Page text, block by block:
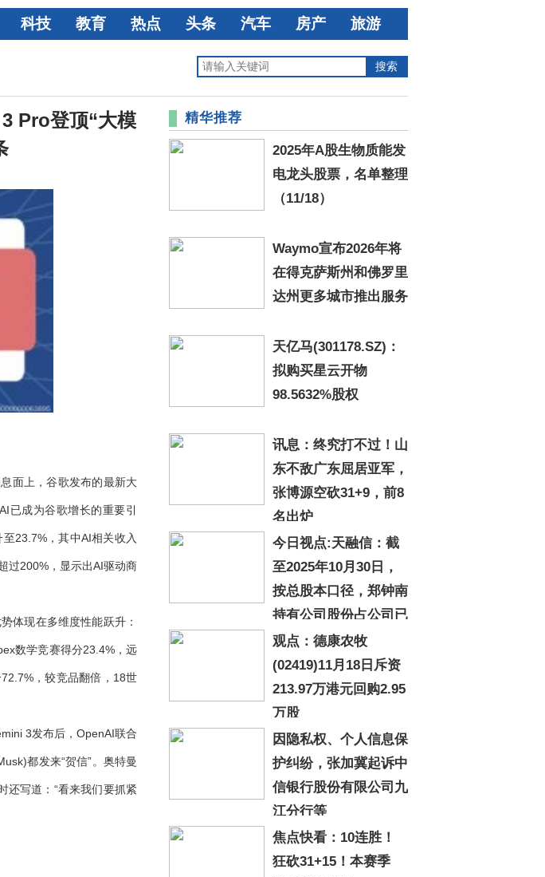
科技 教育 热点 头条 汽车 房产
旅游
Pro登顶“大模
面上，谷歌发布的最新大
已成为谷歌增长的重要引
23.7%，其中AI相关收入
过200%，显示出AI驱动商
体现在多维度性能跃升：
数学竞赛得分23.4%，远
，较竞品翻倍，18世
3发布后，OpenAI联合
都发来“贺信”。奥特曼
还写道：“看来我们要抓紧
精华推荐
2025年A股生物质能发
电龙头股票，名单整理
（11/18）
Waymo宣布2026年将
在得克萨斯州和佛罗里
达州更多城市推出服务
天亿马(301178.SZ)：
拟购买星云开物
98.5632%股权
讯息：终究打不过！山
东不敌广东屈居亚军，
张博源空砍31+9，前8
名出炉
今日视点:天融信：截
至2025年10月30日，
按总股本口径，郑钟南
持有公司股份占公司已
发行股份的比例降至4.999998%，不再
观点：德康农牧
(02419)11月18日斥资
213.97万港元回购2.95
万股
因隐私权、个人信息保
护纠纷，张加冀起诉中
信银行股份有限公司九
江分行等
焦点快看：10连胜！
狂砍31+15！本赛季